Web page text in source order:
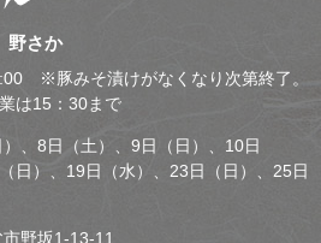
野
さか
※豚みそ漬けがなくなり次第終了。
は15：30まで
、8日（土）、9日（日）、10日
日）、19日（水）、23日（日）、25日
野坂1-13-11